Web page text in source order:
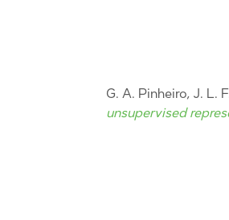
G. A. Pinheiro, J. L.
unsupervised